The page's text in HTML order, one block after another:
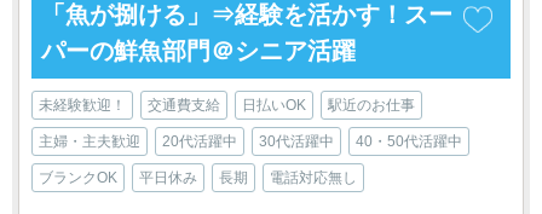
「魚が捌ける」⇒経験を活かす！スー
パーの鮮魚部門＠シニア活躍
未経験歓迎！ 交通費支給 日払いOK 駅近のお仕事
主婦・主夫歓迎 20代活躍中 30代活躍中 40・50代活躍中
ブランクOK 平日休み 長期 電話対応無し